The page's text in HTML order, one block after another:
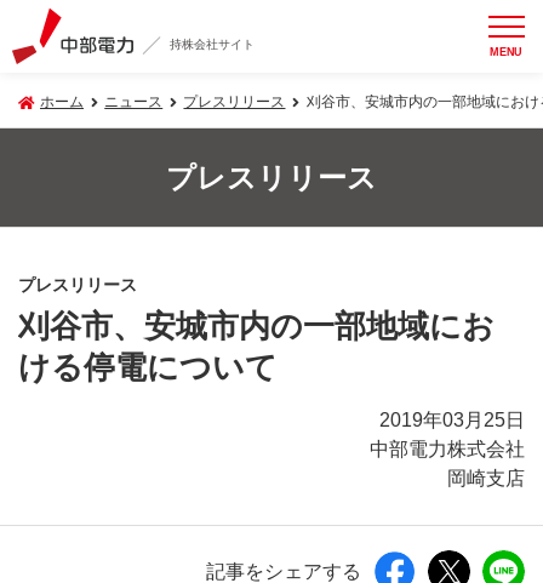
持株会社サイト MENU
ホーム ニュース プレスリリース 刈谷市、安城市内の一部地域にお
プレスリリース
プレスリリース
刈谷市、安城市内の一部地域にお
ける停電について
2019年03月25日
中部電力株式会社
岡崎支店
記事をシェアする